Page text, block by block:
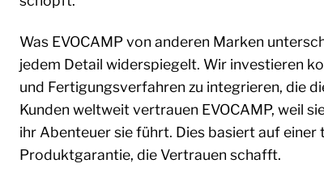
Was EVOCAMP von anderen Marken
jedem Detail widerspiegelt. Wir investieren
und Fertigungsverfahren zu integrieren, die
Kunden weltweit vertrauen EVOCAMP, weil
ihr Abenteuer sie führt. Dies basiert auf
Produktgarantie, die Vertrauen schafft.